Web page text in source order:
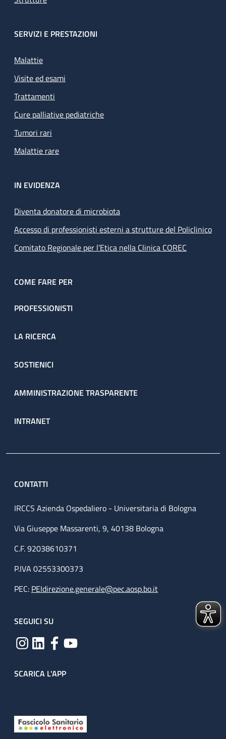
SERVIZI E PRESTAZIONI
Malattie
Visite ed esami
Trattamenti
Cure palliative pediatriche
Tumori rari
Malattie rare
IN EVIDENZA
Diventa donatore di microbiota
Accesso di professionisti esterni a strutture del Policlinico
Comitato Regionale per l’Etica nella Clinica COREC
COME FARE PER
PROFESSIONISTI
LA RICERCA
SOSTIENICI
AMMINISTRAZIONE TRASPARENTE
INTRANET
CONTATTI
IRCCS Azienda Ospedaliero - Universitaria di Bologna
Via Giuseppe Massarenti, 9, 40138 Bologna
C.F. 92038610371
P.IVA 02553300373
PEC: PEIdirezione.generale@pec.aosp.bo.it
SEGUICI SU
SCARICA L'APP